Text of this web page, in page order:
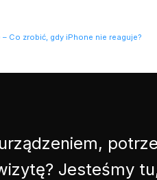
– Co zrobić, gdy iPhone nie reaguje?
Jesteśmy